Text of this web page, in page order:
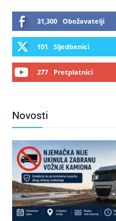
31,300 Obožavatelji
101 Sljedbenici
277 Pretplatnici
Novosti